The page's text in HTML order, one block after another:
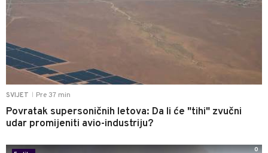
SVIJET Pre 37 min
Povratak supersoničnih letova: Da li će "tihi" zvučni
udar promijeniti avio-industriju?
0